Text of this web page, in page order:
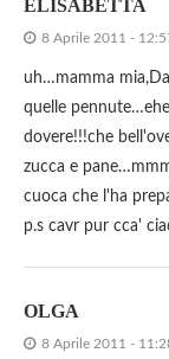
ELISABETTA
8 Aprile 2011 -
uh…mamma
quelle
dovere!!!che
zucca e
cuoca che l'ha
p.s cavr pur cca'
OLGA
8 Aprile 2011 -